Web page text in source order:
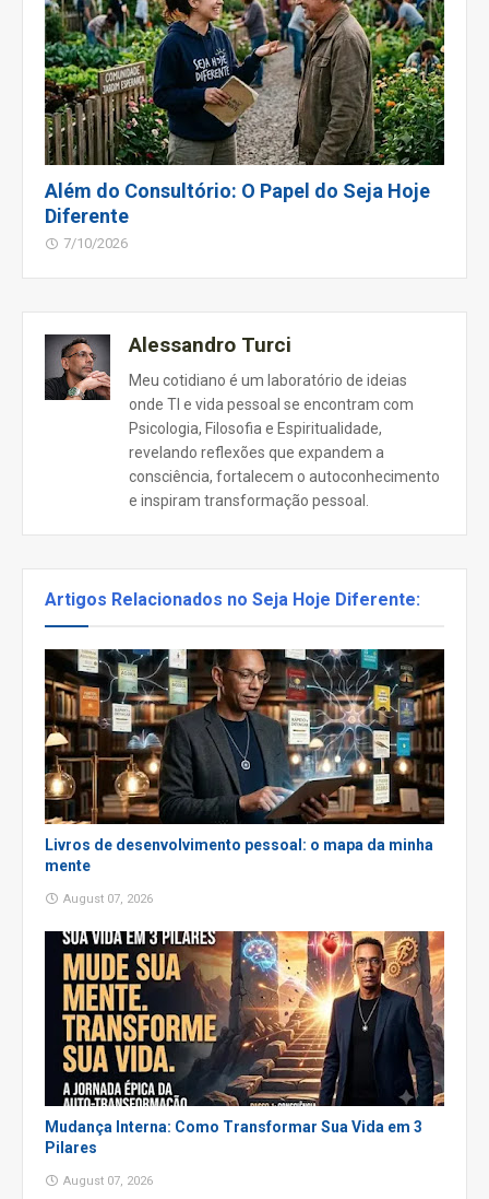
Além do Consultório: O Papel do Seja Hoje
Diferente
7/10/2026
Alessandro Turci
Meu cotidiano é um laboratório de ideias
onde TI e vida pessoal se encontram com
Psicologia, Filosofia e Espiritualidade,
revelando reflexões que expandem a
consciência, fortalecem o autoconhecimento
e inspiram transformação pessoal.
Artigos Relacionados no Seja Hoje Diferente:
Livros de desenvolvimento pessoal: o mapa da minha
mente
August 07, 2026
Mudança Interna: Como Transformar Sua Vida em 3
Pilares
August 07, 2026